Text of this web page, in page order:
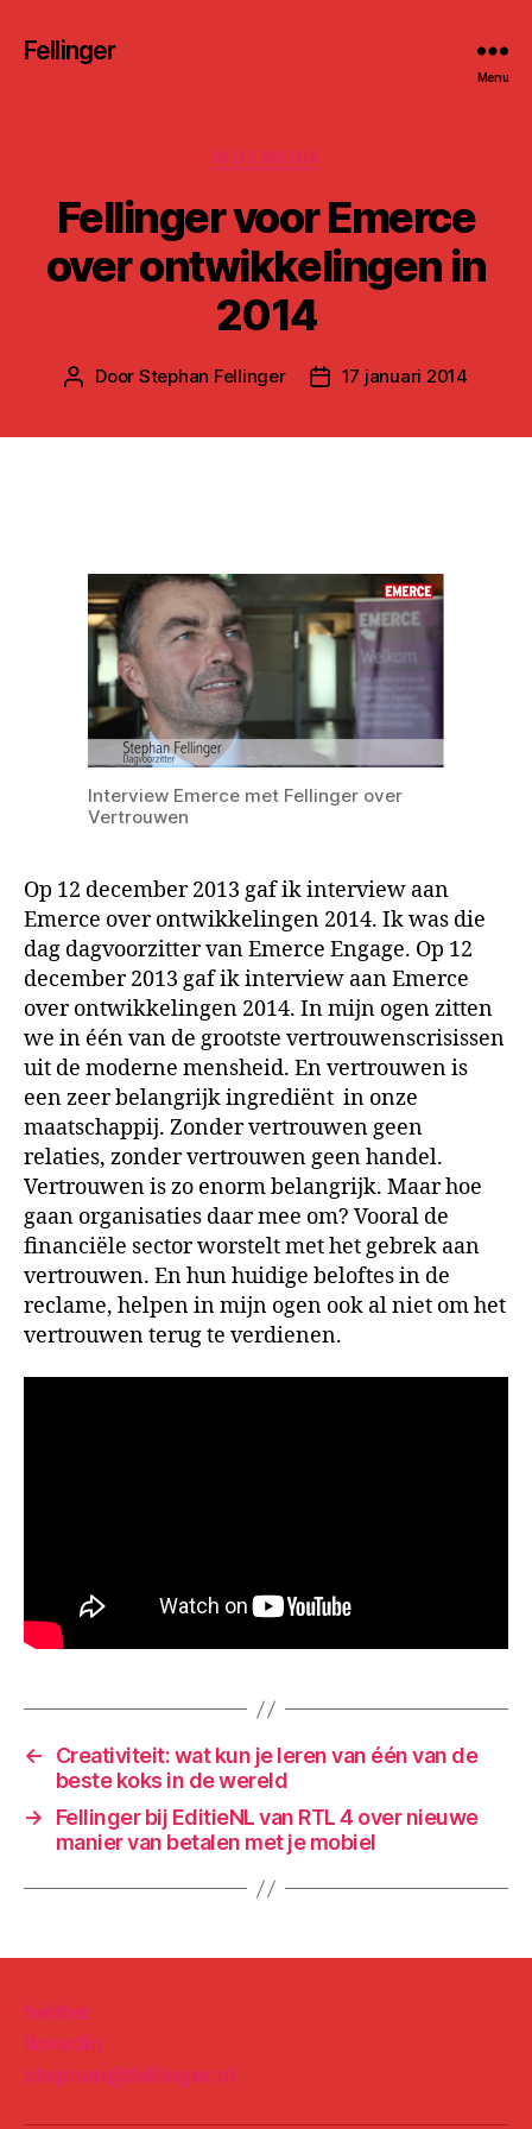
Fellinger
Menu
Categorieën
IN DE MEDIA
Fellinger voor Emerce
over ontwikkelingen in
2014
Berichtauteur
Door Stephan Fellinger Berichtdatum
17 januari 2014
Interview Emerce met Fellinger over
Vertrouwen
Op 12 december 2013 gaf ik interview aan
Emerce over ontwikkelingen 2014. Ik was die
dag dagvoorzitter van Emerce Engage. Op 12
december 2013 gaf ik interview aan Emerce
over ontwikkelingen 2014. In mijn ogen zitten
we in één van de grootste vertrouwenscrisissen
uit de moderne mensheid. En vertrouwen is
een zeer belangrijk ingrediënt in onze
maatschappij. Zonder vertrouwen geen
relaties, zonder vertrouwen geen handel.
Vertrouwen is zo enorm belangrijk. Maar hoe
gaan organisaties daar mee om? Vooral de
financiële sector worstelt met het gebrek aan
vertrouwen. En hun huidige beloftes in de
reclame, helpen in mijn ogen ook al niet om het
vertrouwen terug te verdienen.
←
Creativiteit: wat kun je leren van één van de
beste koks in de wereld
→
Fellinger bij EditieNL van RTL 4 over nieuwe
manier van betalen met je mobiel
twitter
linkedin
stephan@fellinger.nl